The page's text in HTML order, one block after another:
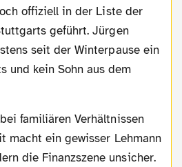
offiziell in der Liste der
geführt. Jürgen
seit der Winterpause ein
und kein Sohn aus dem
macht ein gewisser Lehmann
die Finanzszene unsicher.